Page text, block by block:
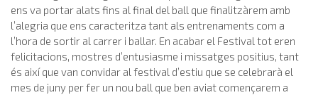
ens va portar alats fins al final del ball que finalitzàrem amb
l’alegria que ens caracteritza tant als entrenaments com a
l’hora de sortir al carrer i ballar. En acabar el Festival tot eren
felicitacions, mostres d’entusiasme i missatges positius, tant
és així que van convidar al festival d’estiu que se celebrarà el
mes de juny per fer un nou ball que ben aviat començarem a